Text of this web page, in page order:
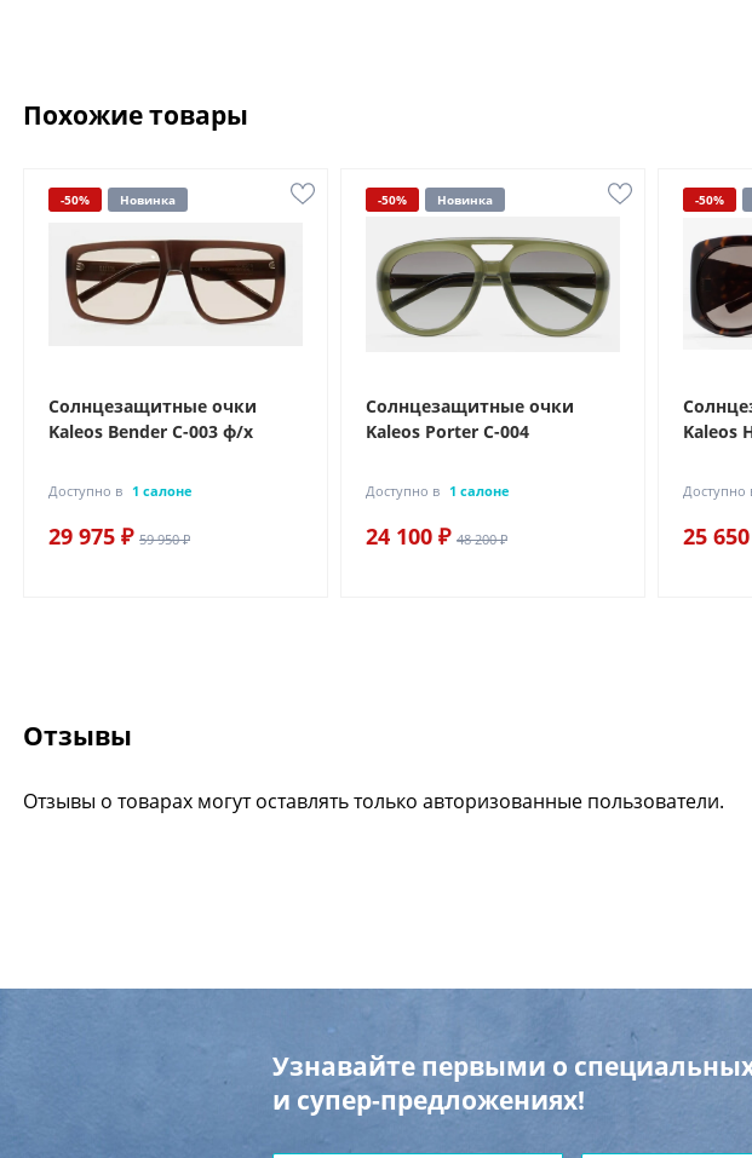
Похожие товары
-50% Новинка
Солнцезащитные очки
Kaleos Bender C-003 ф/х
Доступно в 1 салоне
29 975 ₽ 59 950 ₽
-50% Новинка
Солнцезащитные очки
Kaleos Porter C-004
Доступно в 1 салоне
24 100 ₽ 48 200 ₽
-50%
Kaleos
Доступно
25
Отзывы
Отзывы о товарах могут оставлять только авторизованные пользователи.
Узнавайте первыми о
и супер-предложениях!